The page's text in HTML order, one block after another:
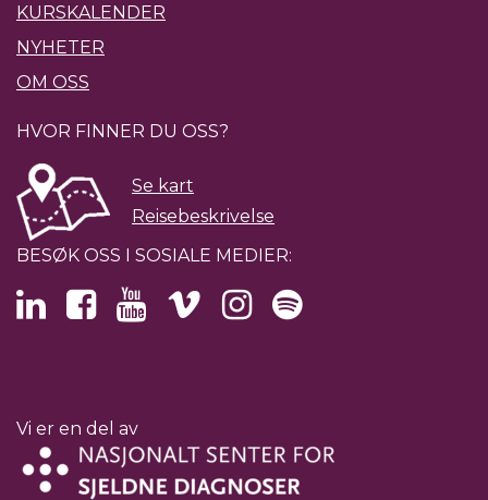
KURSKALENDER
NYHETER
OM OSS
HVOR FINNER DU OSS?
Se kart
Reisebeskrivelse
BESØK OSS I SOSIALE MEDIER:
Vi er en del av